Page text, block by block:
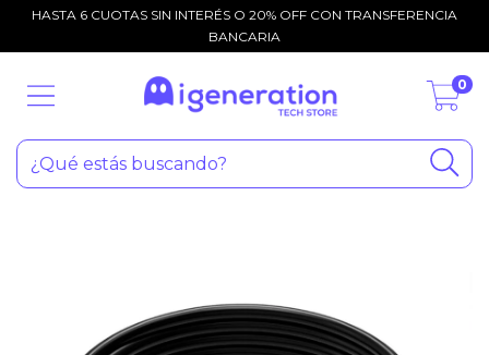
HASTA 6 CUOTAS SIN INTERÉS O 20% OFF CON TRANSFERENCIA
BANCARIA
0